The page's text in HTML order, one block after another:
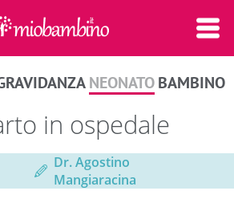
NEONATO BAMBINO
in ospedale
Dr. Agostino
Mangiaracina